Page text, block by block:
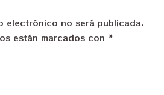
electrónico no será publicada.
están marcados con *